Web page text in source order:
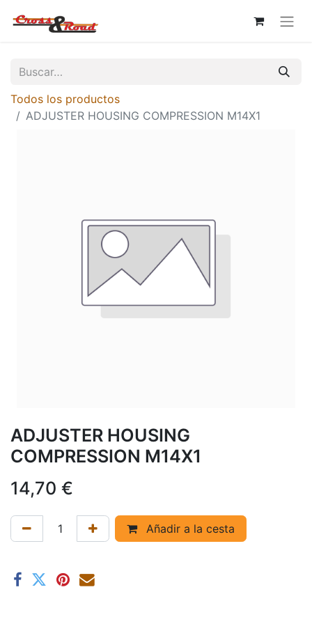
Todos los productos
ADJUSTER HOUSING COMPRESSION M14X1
ADJUSTER HOUSING
COMPRESSION M14X1
14,70 €
Añadir a la cesta